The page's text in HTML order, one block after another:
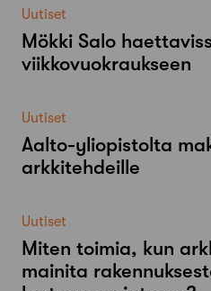
Uutiset
Mökki Salo
viikkovuokraukseen
Uutiset
Aalto-​yliopistolta
arkkitehdeille
Uutiset
Miten toimia, kun
mainita